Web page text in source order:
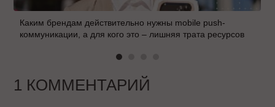
Каким брендам действительно нужны mobile push-
коммуникации, а для кого это – лишняя трата ресурсов
1 КОММЕНТАРИЙ